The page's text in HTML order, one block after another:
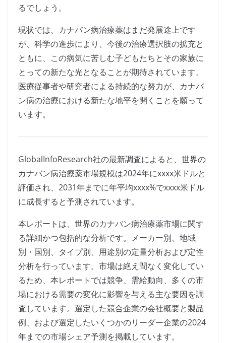
るでしょう。
現状では、カナバン病治療薬はまだ発展途上です
が、科学の進歩により、今後の治療選択肢の拡充と
ともに、この病気に苦しむ子どもたちとその家族に
とっての新たな光となることが期待されています。
医療従事者や研究者による持続的な努力が、カナバ
ン病の治療における新たな地平を開くことを願って
います。
GlobalInfoResearch社の最新調査によると、世界の
カナバン病治療薬市場規模は2024年にxxxx米ドルと
評価され、2031年までに年平均xxxx%でxxxx米ドル
に成長すると予測されています。
本レポートは、世界のカナバン病治療薬市場に関す
る詳細かつ包括的な分析です。メーカー別、地域
別・国別、タイプ別、用途別の定量分析および定性
分析を行っています。市場は絶え間なく変化してい
るため、本レポートでは競争、需給動向、多くの市
場における需要の変化に影響を与える主な要因を調
査しています。選定した競合企業の会社概要と製品
例、および選定したいくつかのリーダー企業の2024
年までの市場シェア予測を掲載しています。